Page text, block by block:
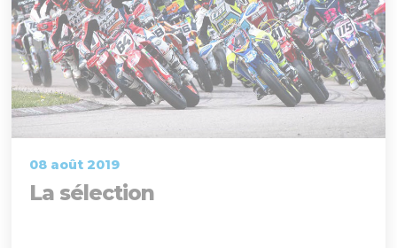
08 août 2019
La sélection